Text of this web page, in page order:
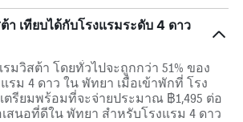
า เทียบได้กับโรงแรมระดับ 4 ดาว
มวิสต้า โดยทั่วไปจะถูกกว่า 51% ของ
รม 4 ดาว ใน พัทยา เมื่อเข้าพักที่ โรง
รียมพร้อมที่จะจ่ายประมาณ ฿1,495 ต่อ
สนอที่ดีใน พัทยา สำหรับโรงแรม 4 ดาว